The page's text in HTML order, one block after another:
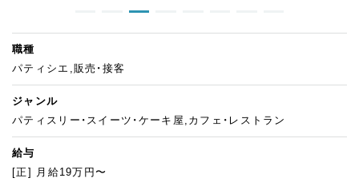
職種
パティシエ,販売・接客
ジャンル
パティスリー・スイーツ・ケーキ屋,カフェ・レストラン
給与
[正] 月給19万円〜